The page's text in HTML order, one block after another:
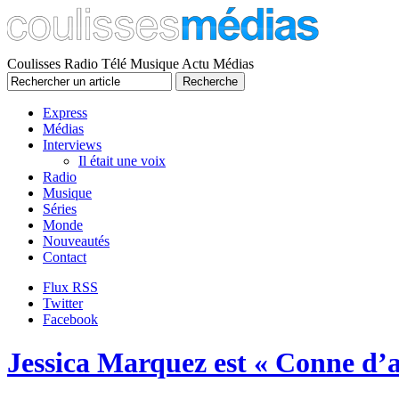
Coulisses Radio Télé Musique Actu Médias
Express
Médias
Interviews
Il était une voix
Radio
Musique
Séries
Monde
Nouveautés
Contact
Flux RSS
Twitter
Facebook
Jessica Marquez est « Conne